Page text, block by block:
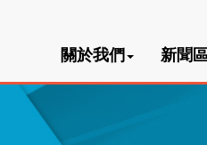
關於我們 新聞